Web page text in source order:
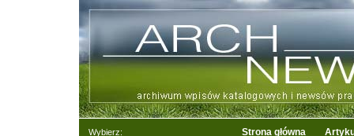
Wybierz: Strona główna